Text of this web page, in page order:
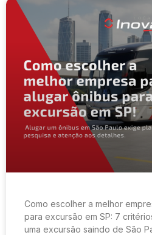
Como escolher a melhor
para excursão em SP: 7
uma excursão saindo de São